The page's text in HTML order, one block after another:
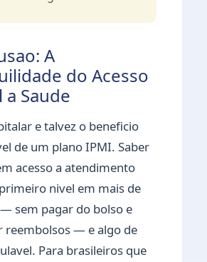
A
do Acesso
a Saude
e talvez o beneficio
de um plano IPMI. Saber
acesso a atendimento
nivel em mais de
sem pagar do bolso e
reembolsos — e algo de
Para brasileiros que